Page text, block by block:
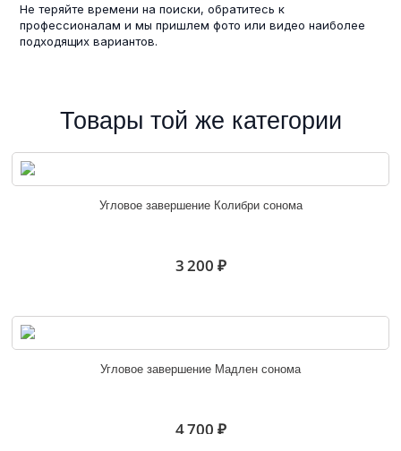
Не теряйте времени на поиски, обратитесь к
профессионалам и мы пришлем фото или видео наиболее
подходящих вариантов.
Товары той же категории
Угловое завершение Колибри сонома
3 200 ₽
Угловое завершение Мадлен сонома
4 700 ₽